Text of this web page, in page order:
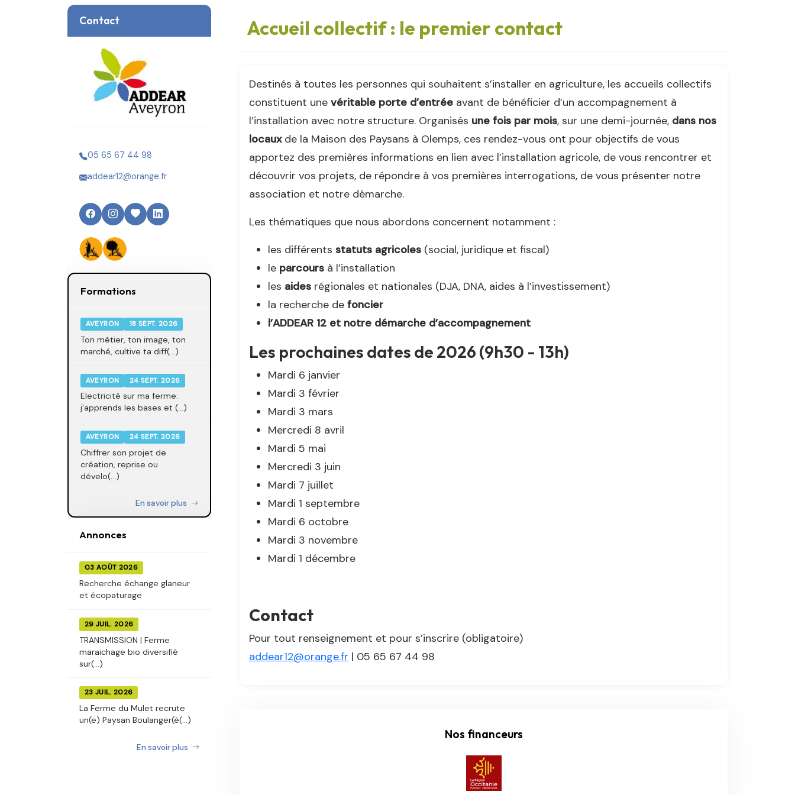
Contact
05 65 67 44 98
addear12@orange.fr
Formations
AVEYRON 18 SEPT. 2026
Ton métier, ton image, ton
marché, cultive ta diff(...)
AVEYRON 24 SEPT. 2026
Electricité sur ma ferme:
j'apprends les bases et (...)
AVEYRON 24 SEPT. 2026
Chiffrer son projet de
création, reprise ou
dévelo(...)
En savoir plus
Annonces
03 AOÛT 2026
Recherche échange glaneur
et écopaturage
29 JUIL. 2026
TRANSMISSION | Ferme
maraichage bio diversifié
sur(...)
23 JUIL. 2026
La Ferme du Mulet recrute
un(e) Paysan Boulanger(è(...)
En savoir plus
Accueil collectif : le premier contact
Destinés à toutes les personnes qui souhaitent s’installer en agriculture, les accueils collectifs
constituent une véritable porte d’entrée avant de bénéficier d’un accompagnement à
l’installation avec notre structure. Organisés une fois par mois, sur une demi-journée, dans nos
locauxde la Maison des Paysans à Olemps, ces rendez-vous ont pour objectifs de vous
apportez des premières informations en lien avec l’installation agricole, de vous rencontrer et
découvrir vos projets, de répondre à vos premières interrogations, de vous présenter notre
association et notre démarche.
Les thématiques que nous abordons concernent notamment :
les différents statuts agricoles (social, juridique et fiscal)
le parcours à l’installation
les aides régionales et nationales (DJA, DNA, aides à l’investissement)
la recherche de foncier
l’ADDEAR 12 et notre démarche d’accompagnement
Les prochaines dates de 2026 (9h30 - 13h)
Mardi 6 janvier
Mardi 3 février
Mardi 3 mars
Mercredi 8 avril
Mardi 5 mai
Mercredi 3 juin
Mardi 7 juillet
Mardi 1 septembre
Mardi 6 octobre
Mardi 3 novembre
Mardi 1 décembre
Contact
Pour tout renseignement et pour s’inscrire (obligatoire)
addear12@orange.fr | 05 65 67 44 98
Nos financeurs